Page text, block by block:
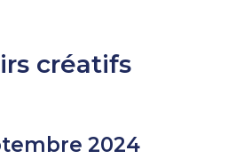
créatifs
2024